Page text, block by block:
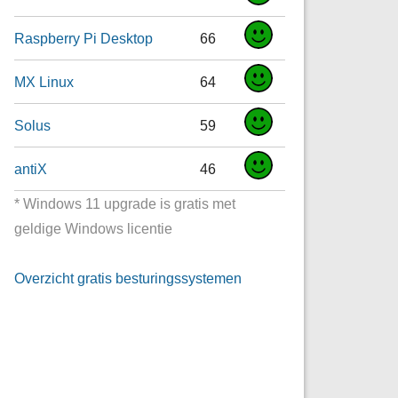
Raspberry Pi Desktop 66
MX Linux 64
Solus 59
antiX 46
* Windows 11 upgrade is gratis met
geldige Windows licentie
Overzicht gratis besturingssystemen